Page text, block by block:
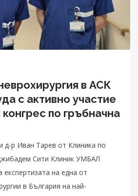
в АСК
с активно участие
по гръбначна
д-р Иван Тарев от Клиника по
Сити Клиник УМБАЛ
експертизата на една от
в България на най-